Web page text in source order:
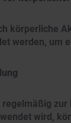
körperliche
werden, um
wird,